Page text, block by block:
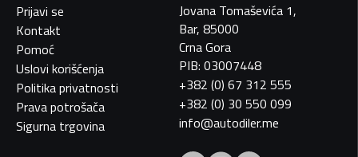
Prijavi se
Kontakt
Pomoć
Uslovi korišćenja
Politika privatnosti
Prava potrošača
Sigurna trgovina
Jovana Tomaševića 1,
Bar, 85000
Crna Gora
PIB: 03007448
+382 (0) 67 312 555
+382 (0) 30 550 099
info@autodiler.me